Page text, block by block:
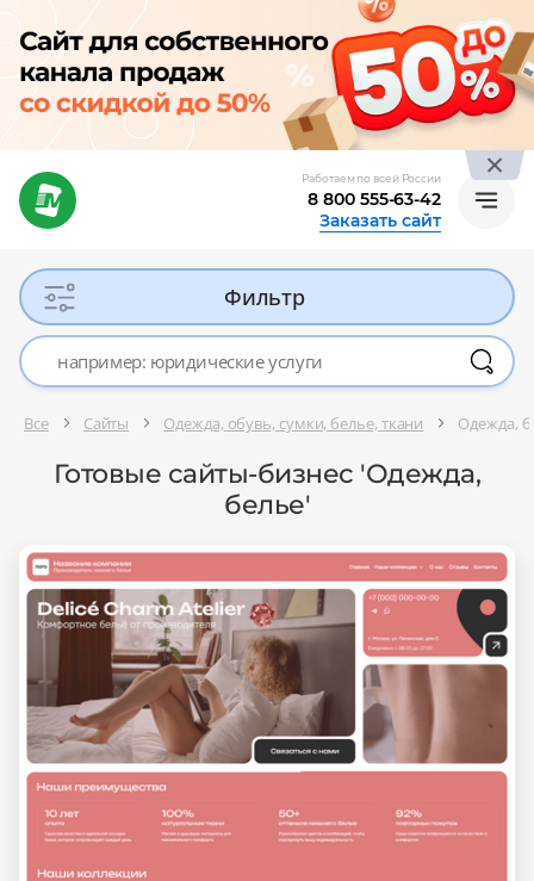
Работаем по всей России
8 800 555-63-42
Заказать сайт
Фильтр
Все Сайты Одежда, обувь, сумки, белье, ткани Одежда,
Готовые сайты-бизнес 'Одежда,
белье'